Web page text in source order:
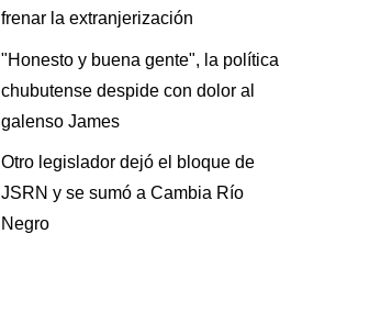
frenar la extranjerización
"Honesto y buena gente", la política
chubutense despide con dolor al
galenso James
Otro legislador dejó el bloque de
JSRN y se sumó a Cambia Río
Negro